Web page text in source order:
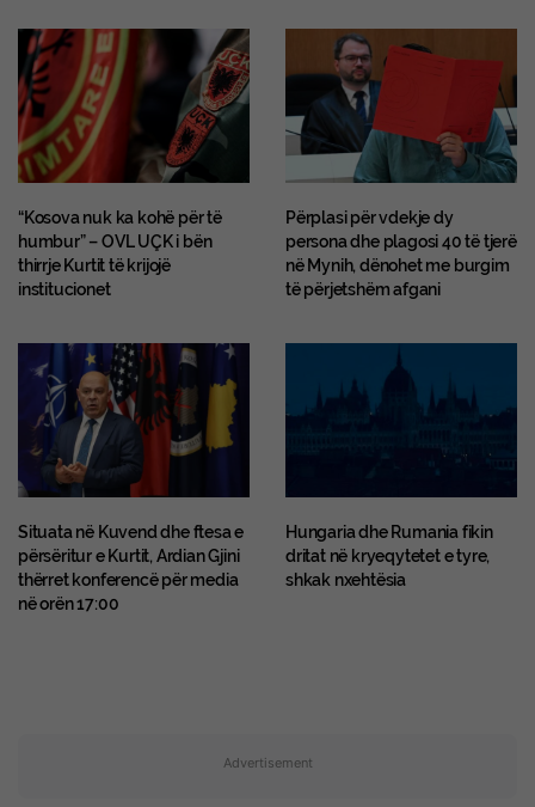
“Kosova nuk ka kohë për të
humbur” – OVL UÇK i bën
thirrje Kurtit të krijojë
institucionet
Përplasi për vdekje dy
persona dhe plagosi 40 të tjerë
në Mynih, dënohet me burgim
të përjetshëm afgani
Situata në Kuvend dhe ftesa e
përsëritur e Kurtit, Ardian Gjini
thërret konferencë për media
në orën 17:00
Hungaria dhe Rumania fikin
dritat në kryeqytetet e tyre,
shkak nxehtësia
Advertisement